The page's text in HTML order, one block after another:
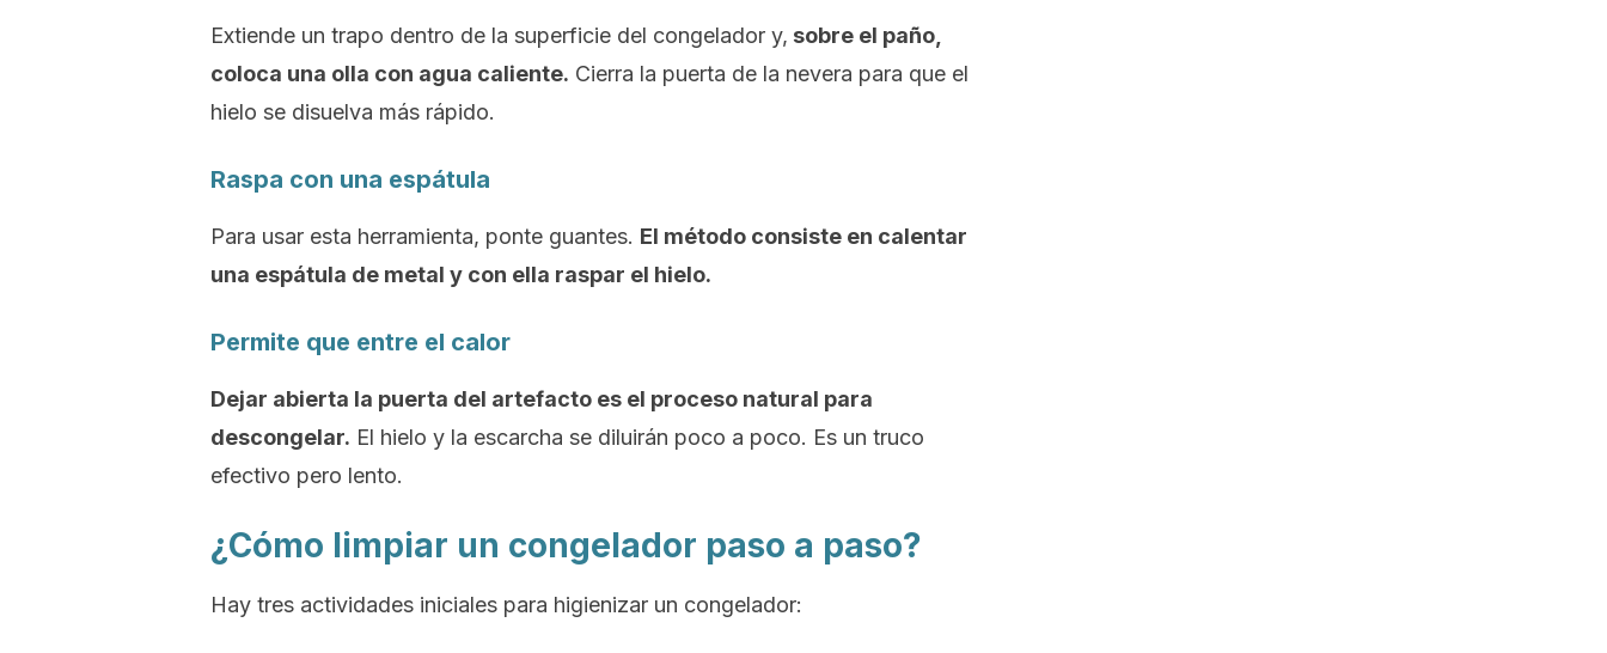
Extiende un trapo dentro de la superficie del congelador y, sobre el paño,
coloca una olla con agua caliente. Cierra la puerta de la nevera para que el
hielo se disuelva más rápido.
Raspa con una espátula
Para usar esta herramienta, ponte guantes. El método consiste en calentar
una espátula de metal y con ella raspar el hielo.
Permite que entre el calor
Dejar abierta la puerta del artefacto es el proceso natural para
descongelar. El hielo y la escarcha se diluirán poco a poco. Es un truco
efectivo pero lento.
¿Cómo limpiar un congelador paso a paso?
Hay tres actividades iniciales para higienizar un congelador: